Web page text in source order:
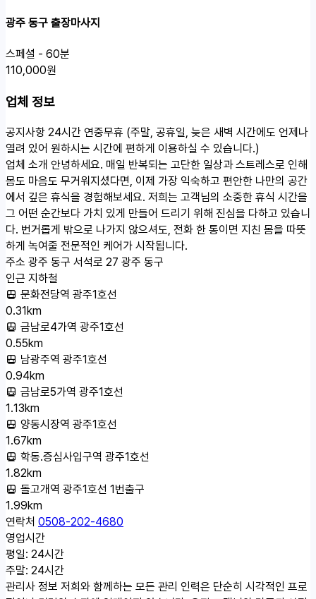
광주 동구 출장마사지
스페셜 - 60분
110,000원
업체 정보
공지사항24시간 연중무휴 (주말, 공휴일, 늦은 새벽 시간에도 언제나
열려 있어 원하시는 시간에 편하게 이용하실 수 있습니다.)
업체 소개 안녕하세요. 매일 반복되는 고단한 일상과 스트레스로 인해
몸도 마음도 무거워지셨다면, 이제 가장 익숙하고 편안한 나만의 공간
에서 깊은 휴식을 경험해보세요. 저희는 고객님의 소중한 휴식 시간을
그 어떤 순간보다 가치 있게 만들어 드리기 위해 진심을 다하고 있습니
다. 번거롭게 밖으로 나가지 않으셔도, 전화 한 통이면 지친 몸을 따뜻
하게 녹여줄 전문적인 케어가 시작됩니다.
주소 광주 동구 서석로 27 광주 동구
인근 지하철
문화전당역 광주1호선
0.31km
금남로4가역 광주1호선
0.55km
남광주역 광주1호선
0.94km
금남로5가역 광주1호선
1.13km
양동시장역 광주1호선
1.67km
학동.증심사입구역 광주1호선
1.82km
돌고개역 광주1호선 1번출구
1.99km
연락처 0508-202-4680
영업시간
평일: 24시간
주말: 24시간
관리사 정보 저희와 함께하는 모든 관리 인력은 단순히 시각적인 프로